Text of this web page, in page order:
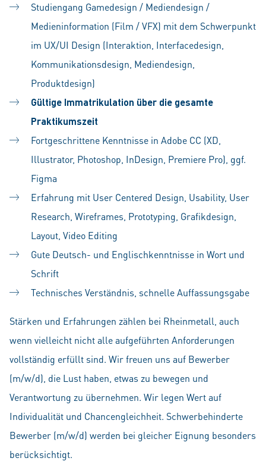
Studiengang Gamedesign / Mediendesign /
Medieninformation (Film / VFX) mit dem Schwerpunkt
im UX/UI Design (Interaktion, Interfacedesign,
Kommunikationsdesign, Mediendesign,
Produktdesign)
Gültige Immatrikulation über die gesamte
Praktikumszeit
Fortgeschrittene Kenntnisse in Adobe CC (XD,
Illustrator, Photoshop, InDesign, Premiere Pro), ggf.
Figma
Erfahrung mit User Centered Design, Usability, User
Research, Wireframes, Prototyping, Grafikdesign,
Layout, Video Editing
Gute Deutsch- und Englischkenntnisse in Wort und
Schrift
Technisches Verständnis, schnelle Auffassungsgabe
Stärken und Erfahrungen zählen bei Rheinmetall, auch
wenn vielleicht nicht alle aufgeführten Anforderungen
vollständig erfüllt sind. Wir freuen uns auf Bewerber
(m/w/d), die Lust haben, etwas zu bewegen und
Verantwortung zu übernehmen. Wir legen Wert auf
Individualität und Chancengleichheit. Schwerbehinderte
Bewerber (m/w/d) werden bei gleicher Eignung besonders
berücksichtigt.